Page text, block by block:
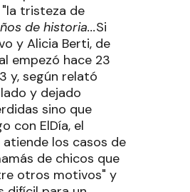
tristeza de
de historia...Si
y Alicia Berti, de
empezó hace 23
y, según relató
y dejado
sino que
con ElDía, el
los casos de
de chicos que
otros motivos" y